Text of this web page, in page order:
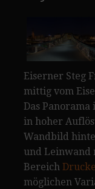
Eiserner Steg
mittig vom
Das
in hoher
Wandbild
und Leinwand
Bereich
möglichen